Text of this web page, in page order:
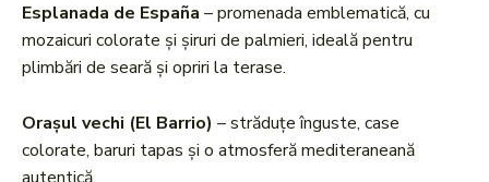
Esplanada de España – promenada emblematică, cu
mozaicuri colorate și șiruri de palmieri, ideală pentru
plimbări de seară și opriri la terase.
Orașul vechi (El Barrio) – străduțe înguste, case
colorate, baruri tapas și o atmosferă mediteraneană